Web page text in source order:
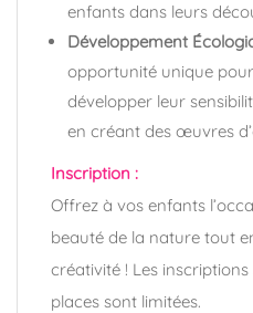
enfants dans leurs
Développement
opportunité unique
développer leur
en créant des œuvres
Inscription :
Offrez à vos enfants
beauté de la nature tout
créativité ! Les
places sont limitées.